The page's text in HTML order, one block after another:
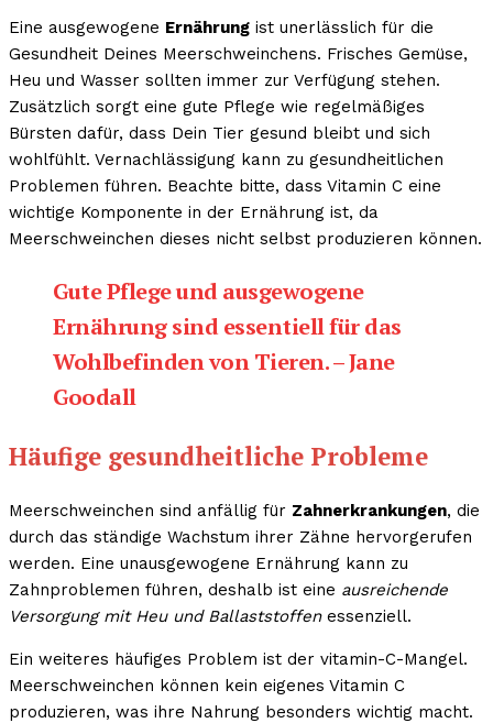
Eine ausgewogene Ernährung ist unerlässlich für die
Gesundheit Deines Meerschweinchens. Frisches Gemüse,
Heu und Wasser sollten immer zur Verfügung stehen.
Zusätzlich sorgt eine gute Pflege wie regelmäßiges
Bürsten dafür, dass Dein Tier gesund bleibt und sich
wohlfühlt. Vernachlässigung kann zu gesundheitlichen
Problemen führen. Beachte bitte, dass Vitamin C eine
wichtige Komponente in der Ernährung ist, da
Meerschweinchen dieses nicht selbst produzieren können.
Gute Pflege und ausgewogene
Ernährung sind essentiell für das
Wohlbefinden von Tieren. – Jane
Goodall
Häufige gesundheitliche Probleme
Meerschweinchen sind anfällig für Zahnerkrankungen, die
durch das ständige Wachstum ihrer Zähne hervorgerufen
werden. Eine unausgewogene Ernährung kann zu
Zahnproblemen führen, deshalb ist eine ausreichende
Versorgung mit Heu und Ballaststoffenessenziell.
Ein weiteres häufiges Problem ist der vitamin-C-Mangel.
Meerschweinchen können kein eigenes Vitamin C
produzieren, was ihre Nahrung besonders wichtig macht.